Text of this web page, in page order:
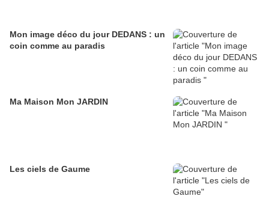
Mon image déco du jour DEDANS : un
coin comme au paradis
Ma Maison Mon JARDIN
Les ciels de Gaume